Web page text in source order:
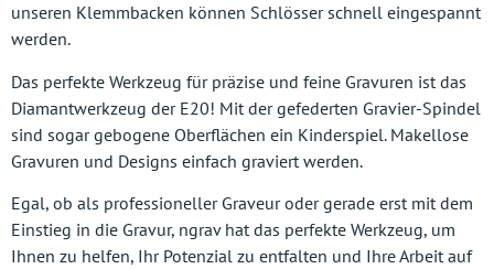
unseren Klemmbacken können Schlösser schnell eingespannt
werden.
Das perfekte Werkzeug für präzise und feine Gravuren ist das
Diamantwerkzeug der E20! Mit der gefederten Gravier-Spindel
sind sogar gebogene Oberflächen ein Kinderspiel. Makellose
Gravuren und Designs einfach graviert werden.
Egal, ob als professioneller Graveur oder gerade erst mit dem
Einstieg in die Gravur, ngrav hat das perfekte Werkzeug, um
Ihnen zu helfen, Ihr Potenzial zu entfalten und Ihre Arbeit auf